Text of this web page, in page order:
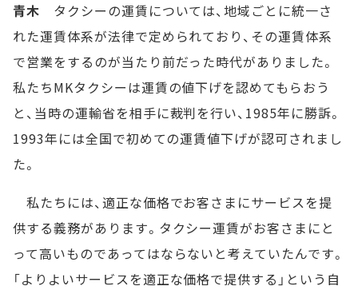
青木 タクシーの運賃については、地域ごとに統一さ
れた運賃体系が法律で定められており、その運賃体系
で営業をするのが当たり前だった時代がありました。
私たちMKタクシーは運賃の値下げを認めてもらおう
と、当時の運輸省を相手に裁判を行い、1985年に勝訴。
1993年には全国で初めての運賃値下げが認可されまし
た。
私たちには、適正な価格でお客さまにサービスを提
供する義務があります。タクシー運賃がお客さまにと
って高いものであってはならないと考えていたんです。
「よりよいサービスを適正な価格で提供する」という自